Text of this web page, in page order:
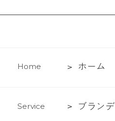
Home
ホ
ホーム
Service
ブ
ブラ ン デ